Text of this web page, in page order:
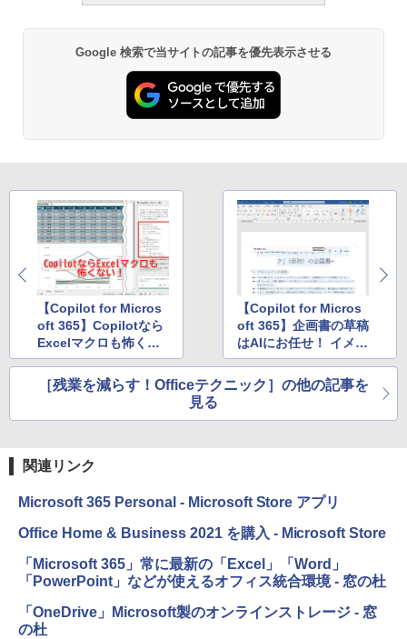
Google 検索で当サイトの記事を優先表示させる
【Copilot for Micros
oft 365】Copilotなら
Excelマクロも怖くな
い！ ササっと生成
【Copilot for Micros
oft 365】企画書の草稿
はAIにお任せ！ イメー
ジを伝えれば高速生成
［残業を減らす！Officeテクニック］の他の記事を
見る
関連リンク
Microsoft 365 Personal - Microsoft Store アプリ
Office Home & Business 2021 を購入 - Microsoft Store
「Microsoft 365」常に最新の「Excel」「Word」
「PowerPoint」などが使えるオフィス統合環境 - 窓の杜
「OneDrive」Microsoft製のオンラインストレージ - 窓
の杜